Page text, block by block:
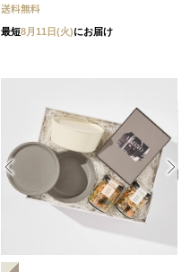
送料無料
最短8月11日(火)にお届け